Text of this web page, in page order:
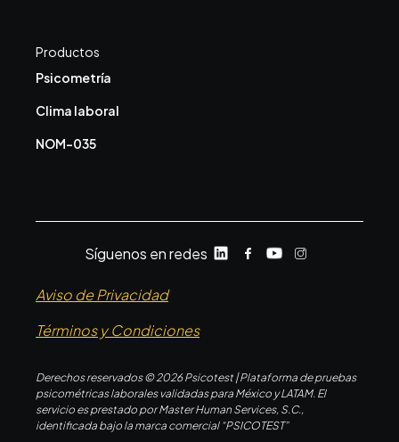
Productos
Psicometría
Clima laboral
NOM-035
Síguenos en redes
Derechos reservados © 2026 Psicotest | Plataforma de pruebas
psicométricas laborales validadas para México y LATAM. El
servicio es prestado por Master Human Services, S.C.,
identificada bajo la marca comercial “PSICOTEST”
Aviso de Privacidad
Términos y Condiciones